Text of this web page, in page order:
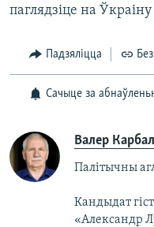
паглядзіце на
Падзяліцца
Сачыце за
Валер
Палітычны
Кандыдат
«Александр